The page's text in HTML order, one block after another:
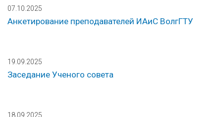
07.10.2025
Анкетирование преподавателей ИАиС ВолгГТУ
19.09.2025
Заседание Ученого совета
18.09.2025